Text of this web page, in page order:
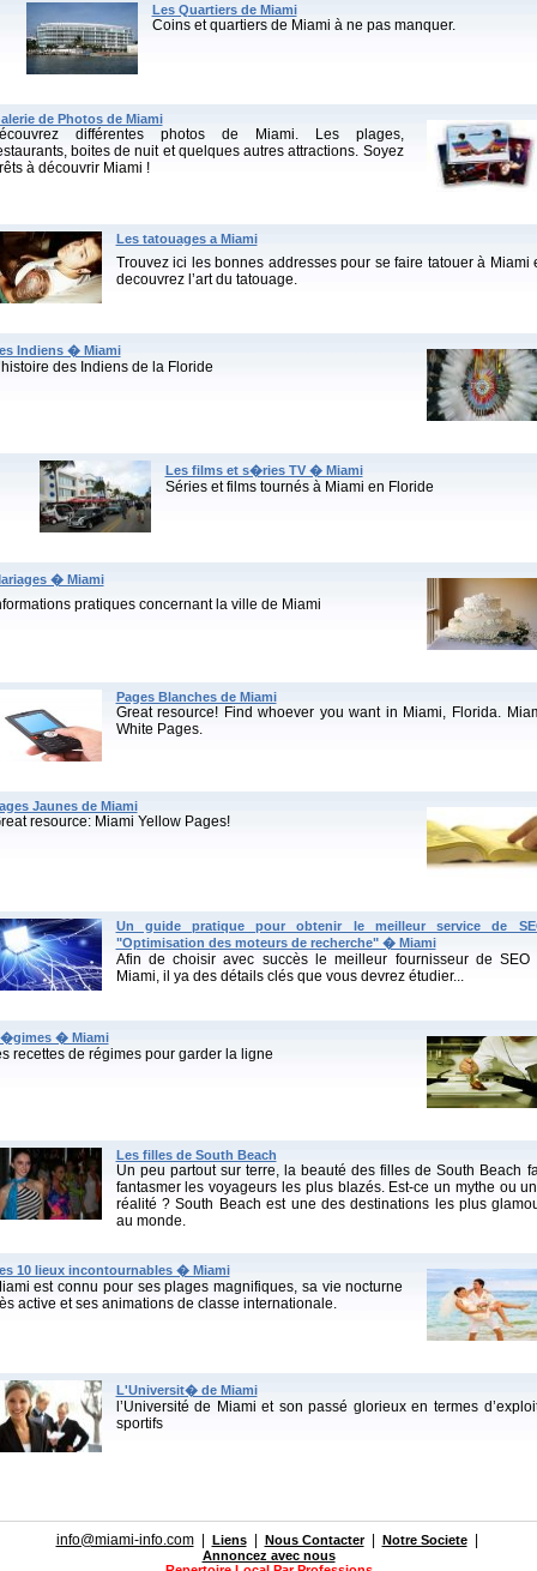
Les Quartiers de Miami
Coins et quartiers de Miami à ne pas manquer.
de Photos de Miami
différentes photos de Miami. Les plages,
boites de nuit et quelques autres attractions. Soyez
à découvrir Miami !
Les tatouages a Miami
Trouvez ici les bonnes addresses pour se faire tatouer à Miami
decouvrez l’art du tatouage.
Indiens � Miami
des Indiens de la Floride
Les films et s�ries TV � Miami
Séries et films tournés à Miami en Floride
� Miami
pratiques concernant la ville de Miami
Pages Blanches de Miami
Great resource! Find whoever you want in Miami, Florida.
White Pages.
Jaunes de Miami
resource: Miami Yellow Pages!
Un guide pratique pour obtenir le meilleur service de
"Optimisation des moteurs de recherche" � Miami
Afin de choisir avec succès le meilleur fournisseur de SEO
Miami, il ya des détails clés que vous devrez étudier...
� Miami
recettes de régimes pour garder la ligne
Les filles de South Beach
Un peu partout sur terre, la beauté des filles de South Beach
fantasmer les voyageurs les plus blazés. Est-ce un mythe ou
réalité ? South Beach est une des destinations les plus
au monde.
10 lieux incontournables � Miami
est connu pour ses plages magnifiques, sa vie nocturne
active et ses animations de classe internationale.
L'Universit� de Miami
l’Université de Miami et son passé glorieux en termes
sportifs
info@miami-info.com| Liens| Nous Contacter| Notre Societe|
Annoncez avec nous